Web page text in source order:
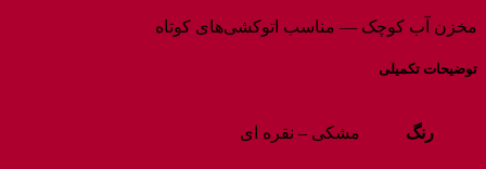
مخزن آب کوچک — مناسب اتوکشی‌های کوتاه
توضیحات تکمیلی
رنگ مشکی – نقره ای